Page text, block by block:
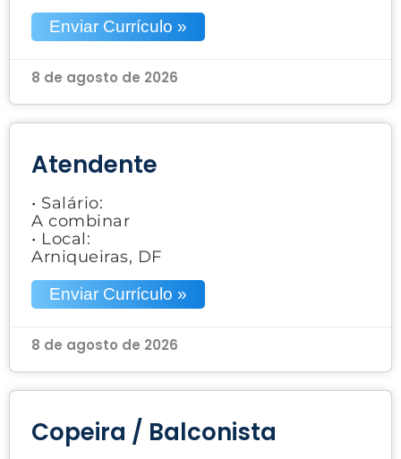
Enviar Currículo »
8 de agosto de 2026
Atendente
• Salário:
A combinar
• Local:
Arniqueiras, DF
Enviar Currículo »
8 de agosto de 2026
Copeira / Balconista